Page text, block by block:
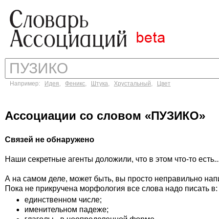
Например: Идея, Феникс, Штука, Хрустальный, Цвет
Ассоциации со словом «ПУЗИКО»
Связей не обнаружено
Наши секретные агенты доложили, что в этом что-то
А на самом деле, может быть, вы просто неправильно
Пока не прикручена морфология все слова надо писать в:
единственном числе;
именительном падеже;